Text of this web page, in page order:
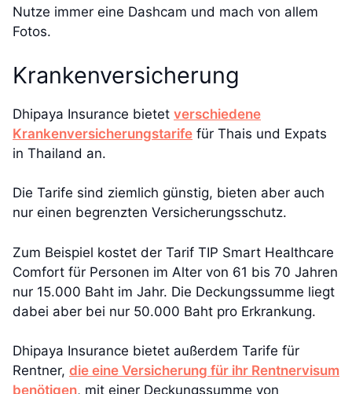
Nutze immer eine Dashcam und mach von allem
Fotos.
Krankenversicherung
Dhipaya Insurance bietet verschiedene
Krankenversicherungstarife für Thais und Expats
in Thailand an.
Die Tarife sind ziemlich günstig, bieten aber auch
nur einen begrenzten Versicherungsschutz.
Zum Beispiel kostet der Tarif TIP Smart Healthcare
Comfort für Personen im Alter von 61 bis 70 Jahren
nur 15.000 Baht im Jahr. Die Deckungssumme liegt
dabei aber bei nur 50.000 Baht pro Erkrankung.
Dhipaya Insurance bietet außerdem Tarife für
Rentner, die eine Versicherung für ihr Rentnervisum
benötigen, mit einer Deckungssumme von